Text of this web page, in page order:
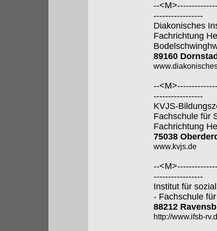
--
-----------------
Diakonisches
Fachrichtung
89160
--
-----------------
KVJS-
Fachschule für
Fachrichtung
75038
www.kvjs.de
--
-----------------
Institut für
- Fachschule
88212
http://www.ifsb-